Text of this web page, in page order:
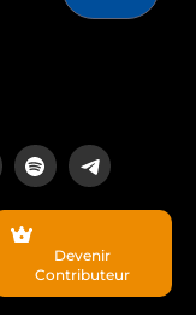
est un média
ses lecteurs.
Devenir
Contributeur